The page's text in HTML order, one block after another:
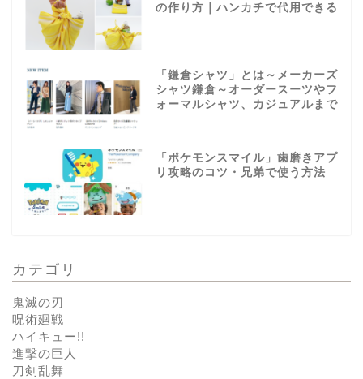
の作り方｜ハンカチで代用できる
「鎌倉シャツ」とは～メーカーズ
シャツ鎌倉～オーダースーツやフ
ォーマルシャツ、カジュアルまで
「ポケモンスマイル」歯磨きアプ
リ攻略のコツ・兄弟で使う方法
カテゴリ
鬼滅の刃
呪術廻戦
ハイキュー!!
進撃の巨人
刀剣乱舞